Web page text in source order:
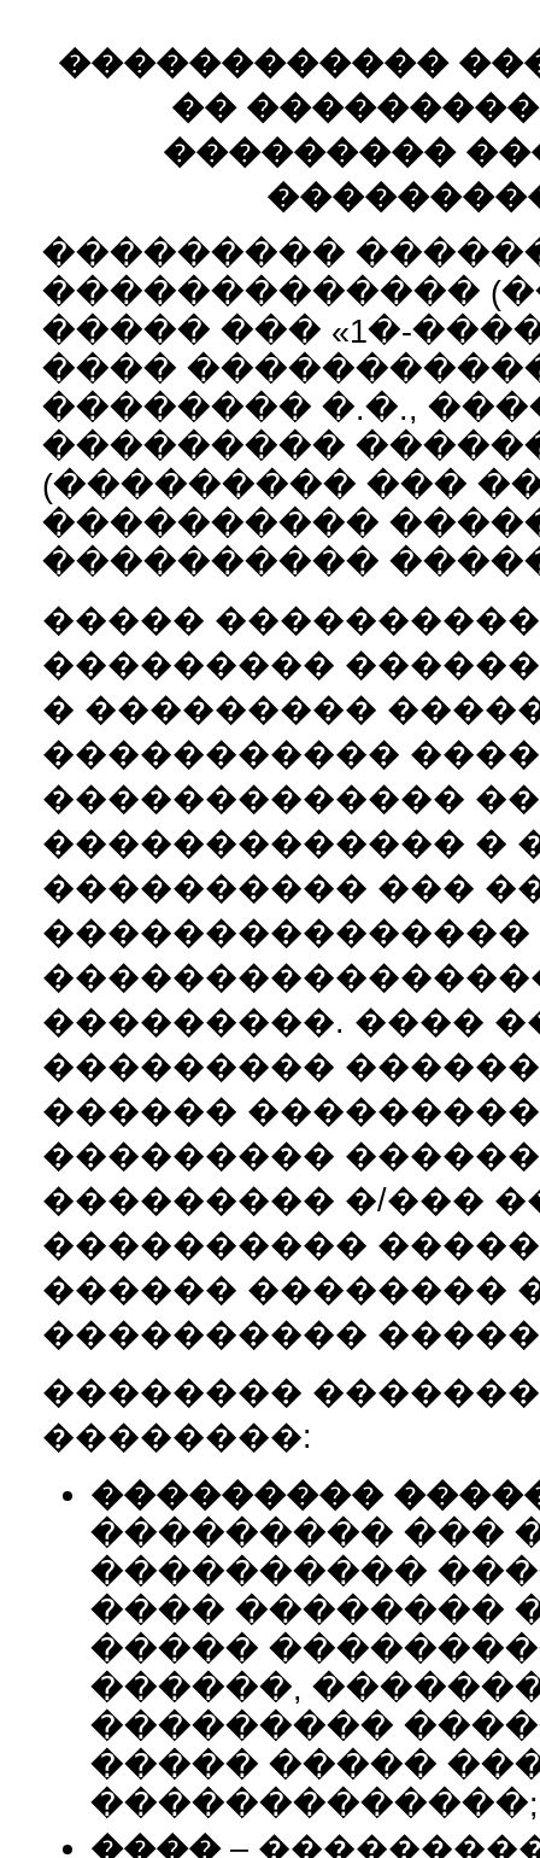
������������
��
���������
���������
�������������
����� ��� «1�-
����
�������� �.�.,
���������
(��������� ���
����������
����������
�����
���������
� ���������
�����������
�������������
������������� �
���������� ���
���������. ����
���������
������
���������
��������� �/���
����������
������ ��������
����������
��������
��������:
���������
��������� ���
����������
���� ��������
�����
������,
���������
����� �����
�������������;
����–